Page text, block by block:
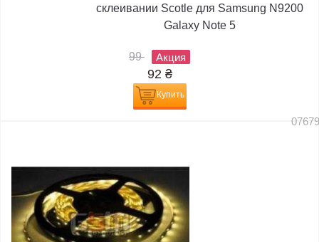
склеивании Scotle для Samsung N9200
Galaxy Note 5
99 Акция
92 ₴
Купить